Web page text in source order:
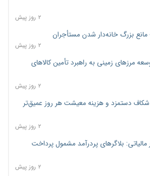
۲ روز پیش
مانع بزرگ خانه‌دار شدن مستأجران
۲ روز پیش
مرزهای زمینی به راهبرد تأمین کالاهای
۲ روز پیش
شکاف دستمزد و هزینه معیشت هر روز عمیق‌تر
۲ روز پیش
بلاگرهای پردرآمد مشمول پرداخت
۲ روز پیش